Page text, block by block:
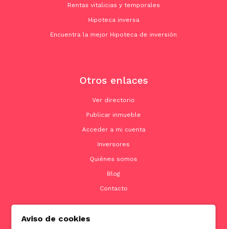
Rentas vitalicias y temporales
Hipoteca inversa
Encuentra la mejor Hipoteca de inversión
Otros enlaces
Ver directorio
Publicar inmueble
Acceder a mi cuenta
Inversores
Quiénes somos
Blog
Contacto
Aviso de cookies